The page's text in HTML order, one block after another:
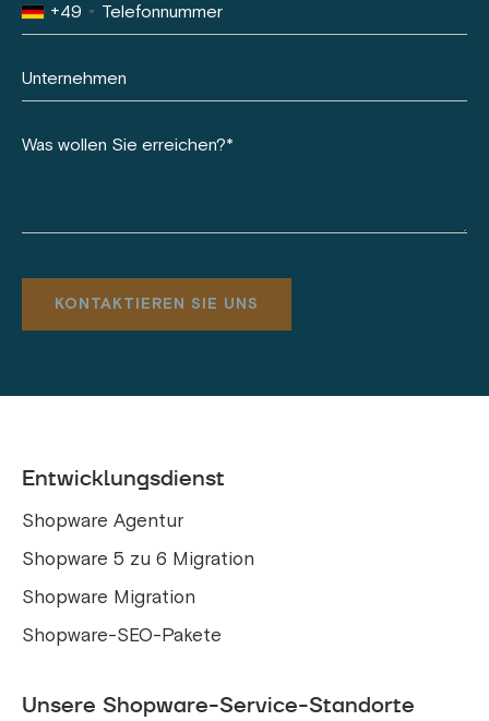
+49
Entwicklungsdienst
Shopware Agentur
Shopware 5 zu 6 Migration
Shopware Migration
Shopware-SEO-Pakete
Unsere Shopware-Service-Standorte